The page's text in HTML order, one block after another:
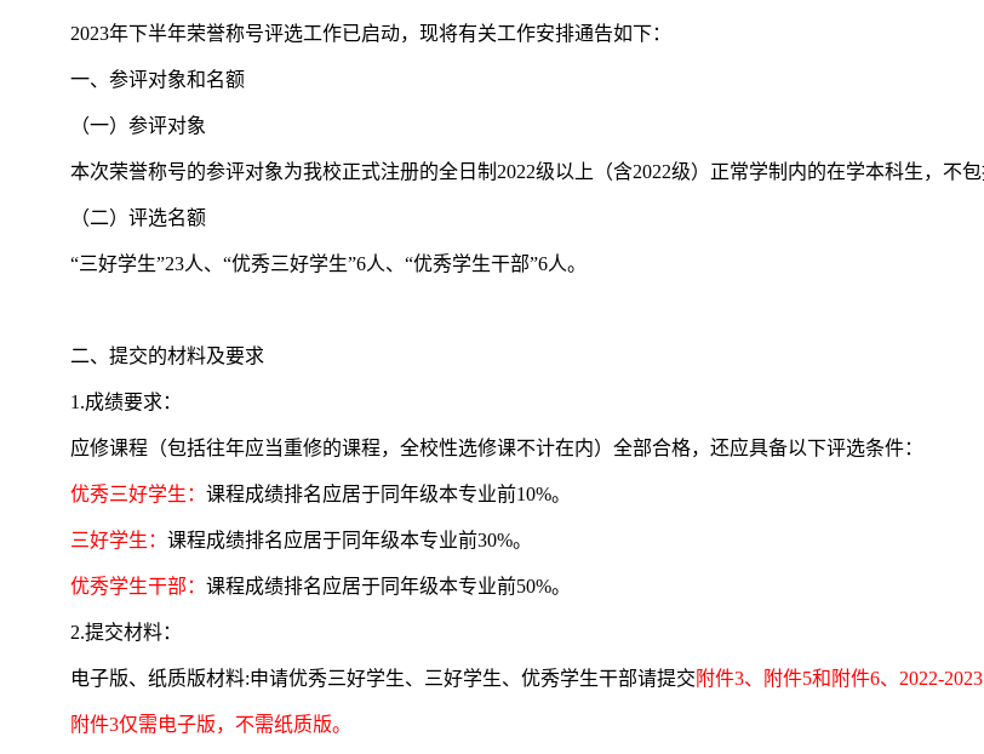
2023年下半年荣誉称号评选工作已启动，现将有关工作安排通告如下：
一、参评对象和名额
（一）参评对象
本次荣誉称号的参评对象为我校正式注册的全日制2022级以上（含2022级）正常学制内的在学本科生，不
（二）评选名额
“三好学生”23人、“优秀三好学生”6人、“优秀学生干部”6人。
二、提交的材料及要求
1.成绩要求：
应修课程（包括往年应当重修的课程，全校性选修课不计在内）全部合格，还应具备以下评选条件：
优秀三好学生： 课程成绩排名应居于同年级本专业前10%。
三好学生： 课程成绩排名应居于同年级本专业前30%。
优秀学生干部： 课程成绩排名应居于同年级本专业前50%。
2.提交材料：
电子版、纸质版材料:申请优秀三好学生、三好学生、优秀学生干部请提交 附件3、 附件5和附件6、2022-
附件3仅需电子版，不需纸质版。